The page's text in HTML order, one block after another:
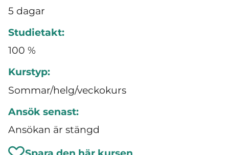
5 dagar
Studietakt:
100 %
Kurstyp:
Sommar/helg/veckokurs
Ansök senast:
Ansökan är stängd